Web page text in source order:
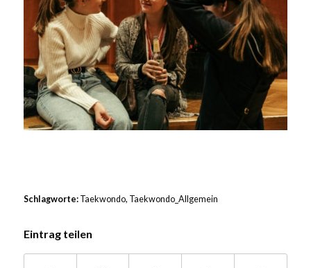
Schlagworte: Taekwondo, Taekwondo_Allgemein
Eintrag teilen